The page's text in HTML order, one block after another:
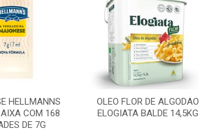
HELLMANNS
COM 168
DE 7G
OLEO FLOR DE ALGODAO
ELOGIATA BALDE 14,5KG